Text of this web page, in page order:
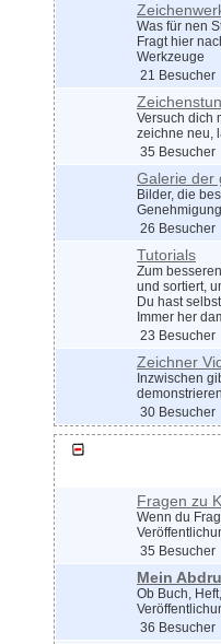
Was für nen
Fragt hier
Werkzeuge
21 Besucher
Versuch dich
zeichne neu,
35 Besucher
Galerie der
Bilder, die
26 Besucher
Tutorials
Zum
und sortiert,
Du hast
Immer her
23 Besucher
Zeichner
Inzwischen
30 Besucher
Fragen zu
Wenn du
35 Besucher
Mein
Ob Buch,
36 Besucher